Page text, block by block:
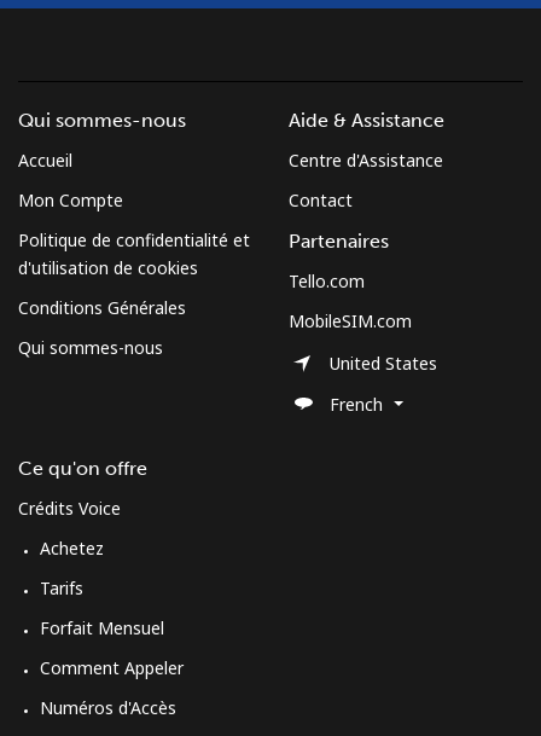
Qui sommes-nous
Accueil
Mon Compte
Politique de confidentialité et
d'utilisation de cookies
Conditions Générales
Qui sommes-nous
Ce qu'on offre
Crédits Voice
Achetez
Tarifs
Forfait Mensuel
Comment Appeler
Numéros d'Accès
Aide & Assistance
Centre d'Assistance
Contact
Partenaires
Tello.com
MobileSIM.com
United States
French